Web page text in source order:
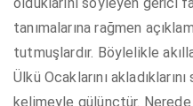
tanımalarına rağmen
tutmuşlardır. Böylelikle
Ülkü Ocaklarını
kelimeyle gülünçtür.